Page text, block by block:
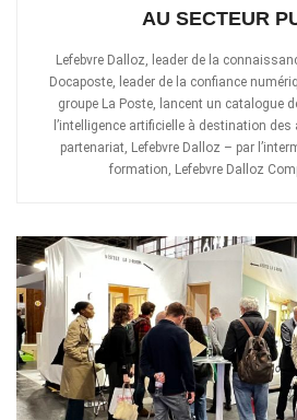
AU SECTEUR
Lefebvre Dalloz, leader de la
Docaposte, leader de la confiance
groupe La Poste, lancent un catalogue
l’intelligence artificielle à destination
partenariat, Lefebvre Dalloz – par
formation, Lefebvre Dalloz